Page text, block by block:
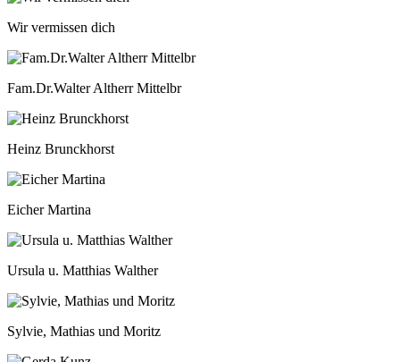
Wir vermissen dich
Fam.Dr.Walter Altherr Mittelbr
Heinz Brunckhorst
Eicher Martina
Ursula u. Matthias Walther
Sylvie, Mathias und Moritz